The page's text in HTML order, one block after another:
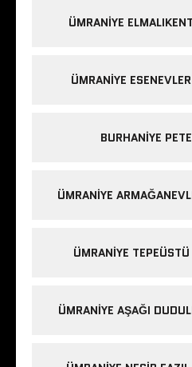
ÜMRANIYE
ÜMRANIYE
BURHANIYE
ÜMRANIYE
ÜMRANIYE
ÜMRANIYE AŞAĞI